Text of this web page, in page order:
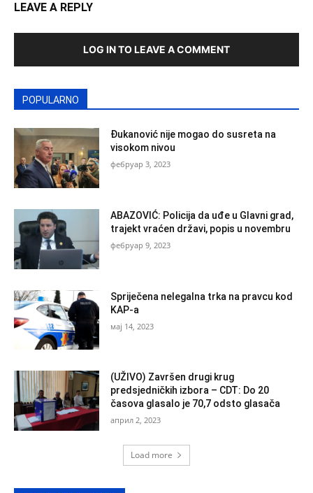
LEAVE A REPLY
LOG IN TO LEAVE A COMMENT
POPULARNO
Đukanović nije mogao do susreta na
visokom nivou
фебруар 3, 2023
ABAZOVIĆ: Policija da uđe u Glavni grad,
trajekt vraćen državi, popis u novembru
фебруар 9, 2023
Spriječena nelegalna trka na pravcu kod
KAP-a
мај 14, 2023
(UŽIVO) Završen drugi krug
predsjedničkih izbora – CDT: Do 20
časova glasalo je 70,7 odsto glasača
април 2, 2023
Load more